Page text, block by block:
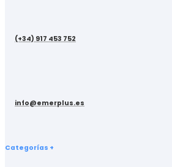
(+34) 917 453 752
info@emerplus.es
Categorías +